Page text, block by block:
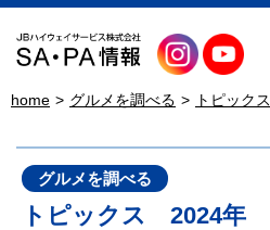
home グルメを調べる トピックス
グルメを調べる
トピックス 2024年